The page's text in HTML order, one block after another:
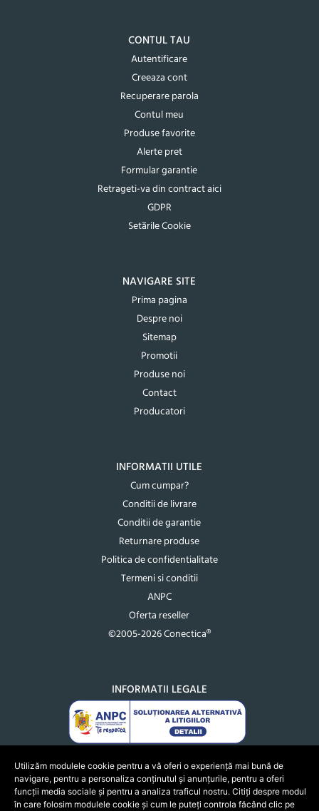
CONTUL TAU
Autentificare
Creeaza cont
Recuperare parola
Contul meu
Produse favorite
Alerte pret
Formular garantie
Retrageti-va din contract aici
GDPR
Setările Cookie
NAVIGARE SITE
Prima pagina
Despre noi
Sitemap
Promotii
Produse noi
Contact
Producatori
INFORMATII UTILE
Cum cumpar?
Conditii de livrare
Conditii de garantie
Returnare produse
Politica de confidentialitate
Termeni si conditii
ANPC
Oferta reseller
©2005-2026 Conectica®
INFORMATII LEGALE
Utilizăm modulele cookie pentru a vă oferi o experiență mai bună de
navigare, pentru a personaliza conținutul și anunțurile, pentru a oferi
funcții media sociale și pentru a analiza traficul nostru. Citiți despre modul
în care folosim modulele cookie și cum le puteți controla făcând clic pe